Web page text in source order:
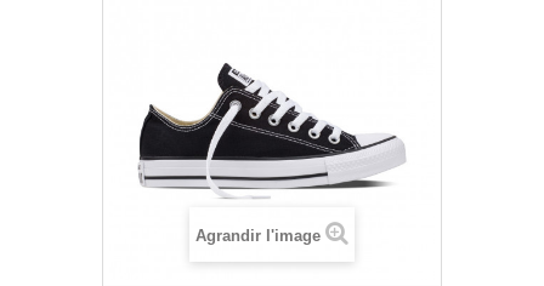
Agrandir l'image